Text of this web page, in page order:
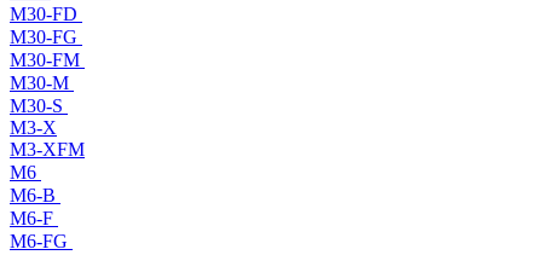
M30-FD
M30-FG
M30-FM
M30-M
M30-S
M3-X
M3-XFM
M6
M6-B
M6-F
M6-FG